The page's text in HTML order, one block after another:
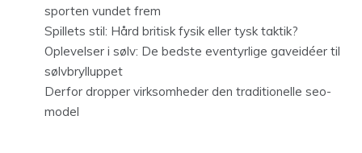
sporten vundet frem
Spillets stil: Hård britisk fysik eller tysk taktik?
Oplevelser i sølv: De bedste eventyrlige gaveidéer til
sølvbrylluppet
Derfor dropper virksomheder den traditionelle seo-
model